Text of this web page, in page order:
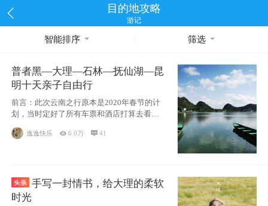
目的地攻略
游记
智能排序 筛选
普者黑—大理—石林—抚仙湖—昆
明十天亲子自由行
前言：此次云南之行原本是2020年春节的计
划，当时定好了所有车票和酒店打算去看红
嘴鸥，但是一场突如其来的
逸逸快乐 6.0万 41
手写一封情书，给大理的柔软
时光